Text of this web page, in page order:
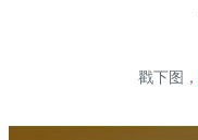
戳下图，